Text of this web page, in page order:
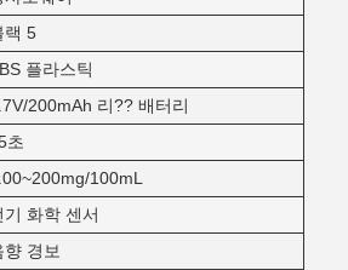
랙 5
플라스틱
200mAh 리?? 배터리
초
100mL
기 화학 센서
향 경보